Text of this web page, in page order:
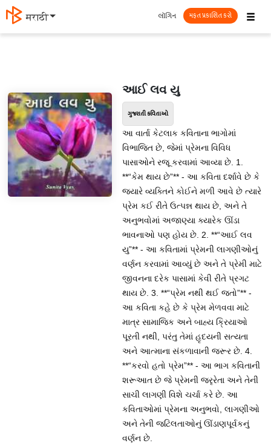
मराठी ☰
લૉગિન મફત પ્રકાશિત કરો
આઈ લવ યુ
ગુજરાતી કવિતાઓ
આ વાર્તા કેટલાક કવિતાના ભાગોમાં
વિભાજિત છે, જેમાં પ્રેમના વિવિધ
પાસાઓને રજૂ કરવામાં આવ્યા છે. 1.
**“કેમ થાય છે”** - આ કવિતા દર્શાવે છે કે
જ્યારે વ્યક્તિને કોઈને મળી આવે છે ત્યારે
પ્રેમ કઈ રીતે ઉત્પન્ન થાય છે, અને તે
અનુભવોમાં અજાણ્યા ક્યારેક ઊંડા
ભાવનાઓ પણ હોય છે. 2. **“આઈ લવ
યુ”** - આ કવિતામાં પ્રેમની લાગણીઓનું
વર્ણન કરવામાં આવ્યું છે અને તે પ્રેમી માટે
જીવનના દરેક પાસામાં કેવી રીતે પ્રગટ
થાય છે. 3. **“પ્રેમ નથી થઈ જતો”** -
આ કવિતા કહે છે કે પ્રેમ મેળવવા માટે
માત્ર સામાજિક અને બાહ્ય ક્રિયાઓ
પૂરતી નથી, પરંતુ તેમાં હૃદયની સત્યતા
અને આત્માના સંકળાવાની જરૂર છે. 4.
**“કરવો હતો પ્રેમ”** - આ ભાગ કવિતાની
શરૂઆત છે જે પ્રેમની જરૃરેતા અને તેની
સાચી લાગણી વિશે ચર્ચા કરે છે. આ
કવિતાઓમાં પ્રેમના અનુભવો, લાગણીઓ
અને તેની જટિલતાઓનું ઊંડાણપૂર્વકનું
વર્ણન છે.